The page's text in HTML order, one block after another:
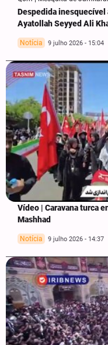
Despedida inesquecível
Ayatollah Seyyed Ali
Notícia 9 julho 2026 - 15:04
Vídeo | Caravana turca
Mashhad
Notícia 9 julho 2026 - 14:37